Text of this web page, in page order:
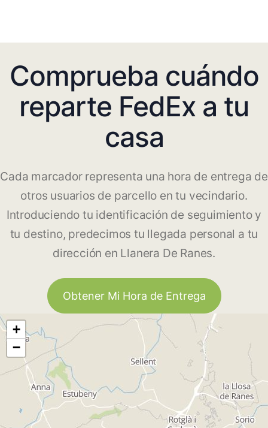
Comprueba cuándo
reparte FedEx a tu
casa
Cada marcador representa una hora de entrega de
otros usuarios de parcello en tu vecindario.
Introduciendo tu identificación de seguimiento y
tu destino, predecimos tu llegada personal a tu
dirección en Llanera De Ranes.
Obtener Mi Hora de Entrega
+
−